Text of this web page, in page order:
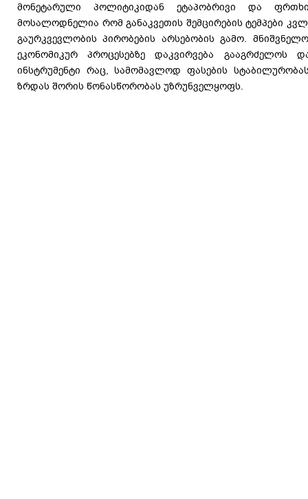
მონეტარული პოლიტიკიდან ეტაპობრივი და
მოსალოდნელია რომ განაკვეთის შემცირების ტემპები
გაურკვევლობის პირობების არსებობის გამო.
ეკონომიკურ პროცესებზე დაკვირვება გააგრძელოს
ინსტრუმენტი რაც, სამომავლოდ ფასების
ზრდას შორის წონასწორობას უზრუნველყოფს.